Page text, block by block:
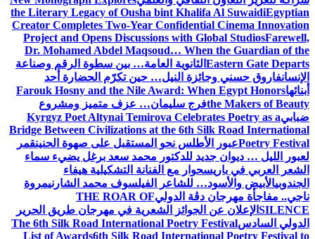
the Literary Legacy of Ousha bint Khalifa Al SuwaidiEgyptian
Creator Completes Two-Year Confidential Cinema Innovation
Project and Opens Discussions with Global StudiosFarewell,
Dr. Mohamed Abdel Maqsoud… When the Guardian of the
Eastern Gate Departs الثانوية العامة… بين سطوة الرقم وصناعة
الإنسانفاروق حسني وجائزة النيل… حين تكرّم الحضارة أحد
أبنائهاFarouk Hosny and the Nile Award: When Egypt Honors
the Makers of Beautyفرج سليمان… عزف متميز ومشروع
ضبابيKyrgyz Poet Altynai Temirova Celebrates Poetry as a
Bridge Between Civilizations at the 6th Silk Road International
Poetry Festivalعبور الأطلس نحو المستقبل على صهوة الحنينقمر
لعبور الليل … ديوان جديد للدكتور محمد سعد برغل يضيء سماء
الشعر العربي في باريسحوار مع الفنانة التشكيلية هيفاء
الجندوبيالأبيض والأسود… للشاعر الفيلسوف محمد الشارنيمروة
ناجي.. مفاجأة مهرجان دڨة الدوليTHE ROAR OF
SILENCE الإعلان عن الجوائز الشعرية في مهرجان طريق الحرير
الدولي السادسThe 6th Silk Road International Poetry Festival
List of Awards6th Silk Road International Poetry Festival to